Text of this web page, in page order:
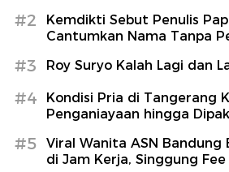
#2
Kemdikti Sebut Penulis
Cantumkan Nama Tanpa
#3 Roy Suryo Kalah Lagi dan
#4
Kondisi Pria di Tangerang
Penganiayaan hingga
#5
Viral Wanita ASN Bandung
di Jam Kerja, Singgung